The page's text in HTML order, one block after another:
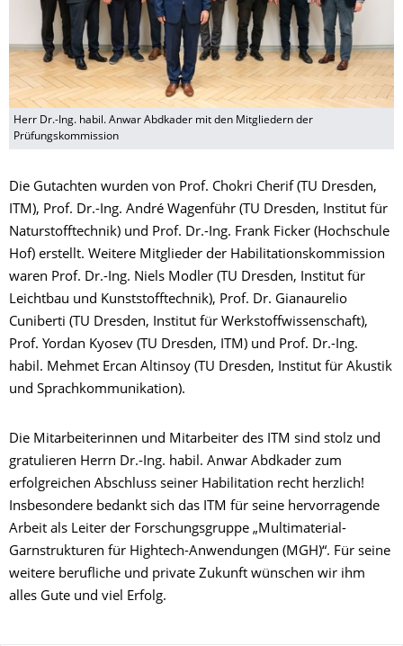
Herr Dr.-Ing. habil. Anwar Abdkader mit den Mitgliedern der
Prüfungskommission
Die Gutachten wurden von Prof. Chokri Cherif (TU Dresden,
ITM), Prof. Dr.-Ing. André Wagenführ (TU Dresden, Institut für
Naturstofftechnik) und Prof. Dr.-Ing. Frank Ficker (Hochschule
Hof) erstellt. Weitere Mitglieder der Habilitationskommission
waren Prof. Dr.-Ing. Niels Modler (TU Dresden, Institut für
Leichtbau und Kunststofftechnik), Prof. Dr. Gianaurelio
Cuniberti (TU Dresden, Institut für Werkstoffwissenschaft),
Prof. Yordan Kyosev (TU Dresden, ITM) und Prof. Dr.-Ing.
habil. Mehmet Ercan Altinsoy (TU Dresden, Institut für Akustik
und Sprachkommunikation).
Die Mitarbeiterinnen und Mitarbeiter des ITM sind stolz und
gratulieren Herrn Dr.-Ing. habil. Anwar Abdkader zum
erfolgreichen Abschluss seiner Habilitation recht herzlich!
Insbesondere bedankt sich das ITM für seine hervorragende
Arbeit als Leiter der Forschungsgruppe „Multimaterial-
Garnstrukturen für Hightech-Anwendungen (MGH)“. Für seine
weitere berufliche und private Zukunft wünschen wir ihm
alles Gute und viel Erfolg.